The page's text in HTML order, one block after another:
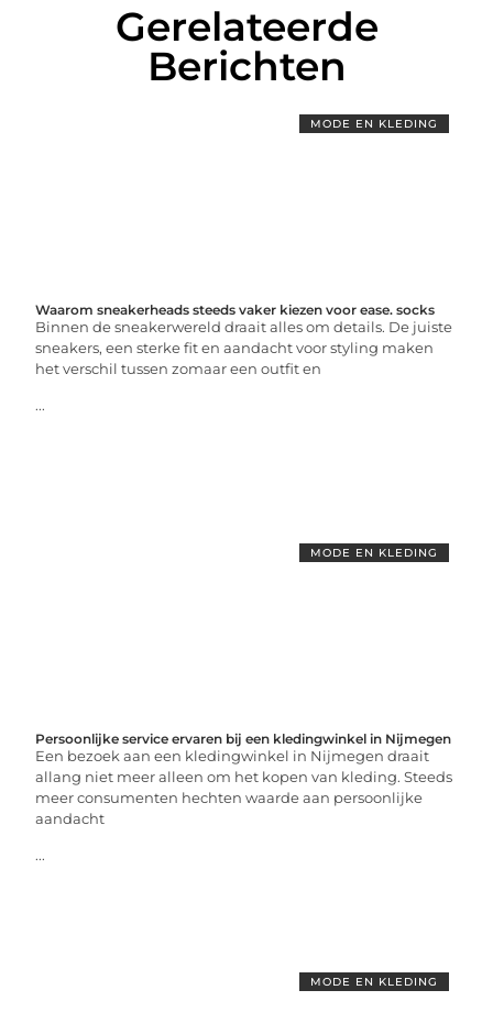
Gerelateerde
Berichten
MODE EN KLEDING
Waarom sneakerheads steeds vaker kiezen voor ease. socks
Binnen de sneakerwereld draait alles om details. De juiste
sneakers, een sterke fit en aandacht voor styling maken
het verschil tussen zomaar een outfit en
...
MODE EN KLEDING
Persoonlijke service ervaren bij een kledingwinkel in Nijmegen
Een bezoek aan een kledingwinkel in Nijmegen draait
allang niet meer alleen om het kopen van kleding. Steeds
meer consumenten hechten waarde aan persoonlijke
aandacht
...
MODE EN KLEDING